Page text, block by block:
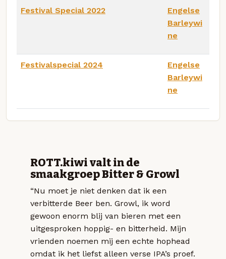
Festival Special 2022
Engelse
Barleywi
ne
Festivalspecial 2024
Engelse
Barleywi
ne
ROTT.kiwi valt in de
smaakgroep Bitter & Growl
“Nu moet je niet denken dat ik een
verbitterde Beer ben. Growl, ik word
gewoon enorm blij van bieren met een
uitgesproken hoppig- en bitterheid. Mijn
vrienden noemen mij een echte hophead
omdat ik het liefst alleen verse IPA’s proef.